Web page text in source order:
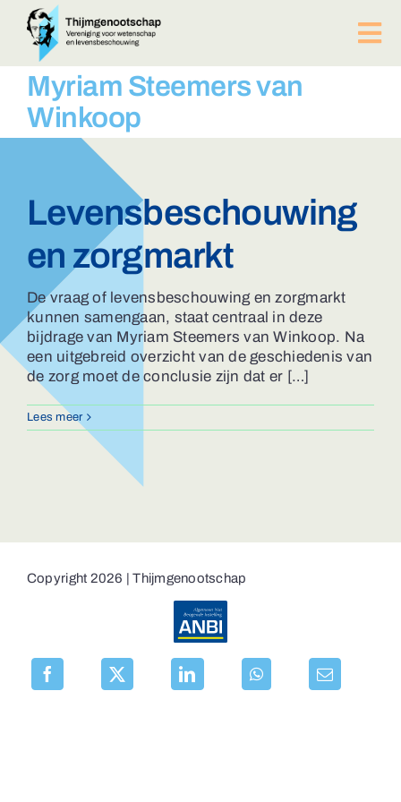
naar
inhoud
BIJEENKOMSTEN
ACTUEEL
Lid worden?
Contact
ZOEKEN
NAAR:
Myriam Steemers van
Winkoop
Levensbeschouwing
en zorgmarkt
De vraag of levensbeschouwing en zorgmarkt
kunnen samengaan, staat centraal in deze
bijdrage van Myriam Steemers van Winkoop. Na
een uitgebreid overzicht van de geschiedenis van
de zorg moet de conclusie zijn dat er […]
Lees meer
Copyright 2026 | Thijmgenootschap